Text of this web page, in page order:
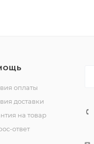
оплаты
доставки
на товар
ответ